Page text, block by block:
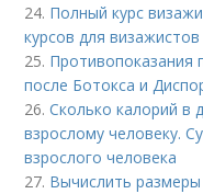
24. Полный курс
курсов для визажистов
25. Противопоказания
после Ботокса и
26.Сколько калорий в
взрослому человеку.
взрослого человека
27. Вычислить